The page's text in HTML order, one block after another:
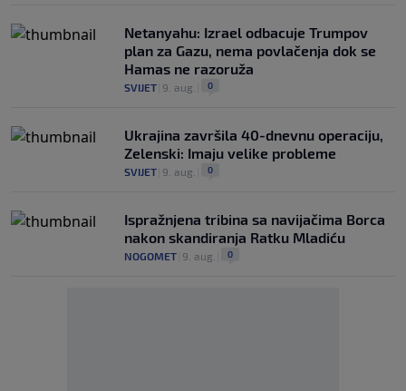
Netanyahu: Izrael odbacuje Trumpov
plan za Gazu, nema povlačenja dok se
Hamas ne razoruža
SVIJET 9. aug. 0
Ukrajina završila 40-dnevnu operaciju,
Zelenski: Imaju velike probleme
SVIJET 9. aug. 0
Ispražnjena tribina sa navijačima Borca
nakon skandiranja Ratku Mladiću
NOGOMET 9. aug. 0